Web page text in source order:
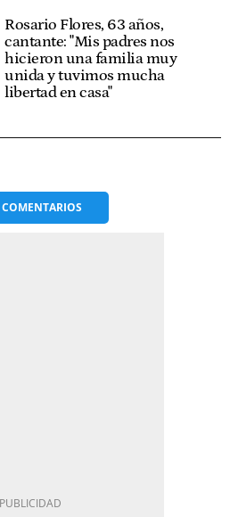
Rosario Flores, 63 años,
cantante: "Mis padres nos
hicieron una familia muy
unida y tuvimos mucha
libertad en casa"
COMENTARIOS